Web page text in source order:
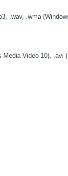
.wav, .wma
Media Video 10), .avi